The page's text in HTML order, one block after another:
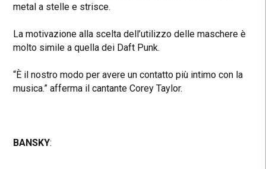
metal a stelle e strisce.
La motivazione alla scelta dell’utilizzo delle maschere è
molto simile a quella dei Daft Punk.
“È il nostro modo per avere un contatto più intimo con la
musica.” afferma il cantante Corey Taylor.
BANSKY: